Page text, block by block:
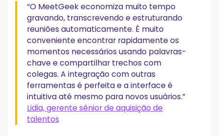
“O MeetGeek economiza muito tempo
gravando, transcrevendo e estruturando
reuniões automaticamente. É muito
conveniente encontrar rapidamente os
momentos necessários usando palavras-
chave e compartilhar trechos com
colegas. A integração com outras
ferramentas é perfeita e a interface é
intuitiva até mesmo para novos usuários.”
Lidia, gerente sênior de aquisição de
talentos